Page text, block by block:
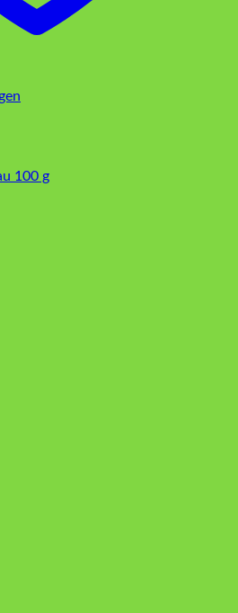
100 g